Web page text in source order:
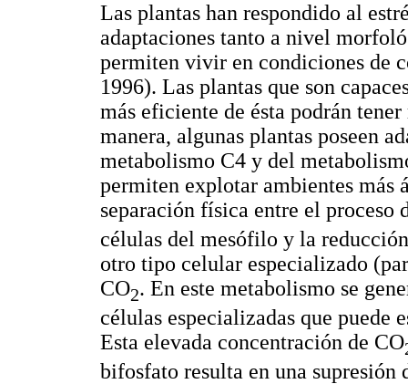
Las plantas han respondido al
adaptaciones tanto a nivel
permiten vivir en condiciones de
1996). Las plantas que son
más eficiente de ésta podrán
manera, algunas plantas poseen
metabolismo C4 y del
permiten explotar ambientes más
separación física entre el proceso
células del mesófilo y la
otro tipo celular especializado
CO2. En este metabolismo se
células especializadas que puede
Esta elevada concentración de CO
bifosfato resulta en una